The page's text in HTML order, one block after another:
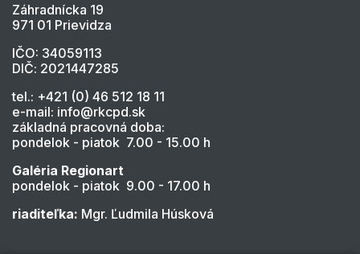
Záhradnícka 19
971 01 Prievidza
IČO: 34059113
DIČ: 2021447285
tel.: +421 (0) 46 512 18 11
e-mail: info@rkcpd.sk
základná pracovná doba:
pondelok - piatok 7.00 - 15.00 h
Galéria Regionart
pondelok - piatok 9.00 - 17.00 h
riaditeľka: Mgr. Ľudmila Húsková